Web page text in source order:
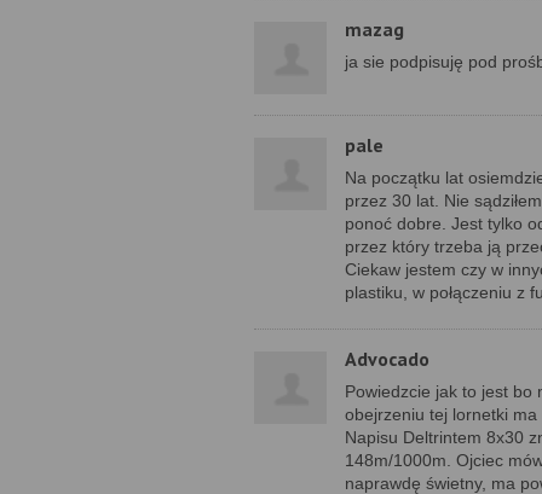
mazag
ja sie podpisuję pod
pale
Na początku lat
przez 30 lat. Nie
ponoć dobre. Jest tylko
przez który trzeba ją
Ciekaw jestem czy w
plastiku, w połączeniu z
Advocado
Powiedzcie jak to jest bo
obejrzeniu tej lornetki
Napisu Deltrintem 8x30
148m/1000m. Ojciec
naprawdę świetny, ma